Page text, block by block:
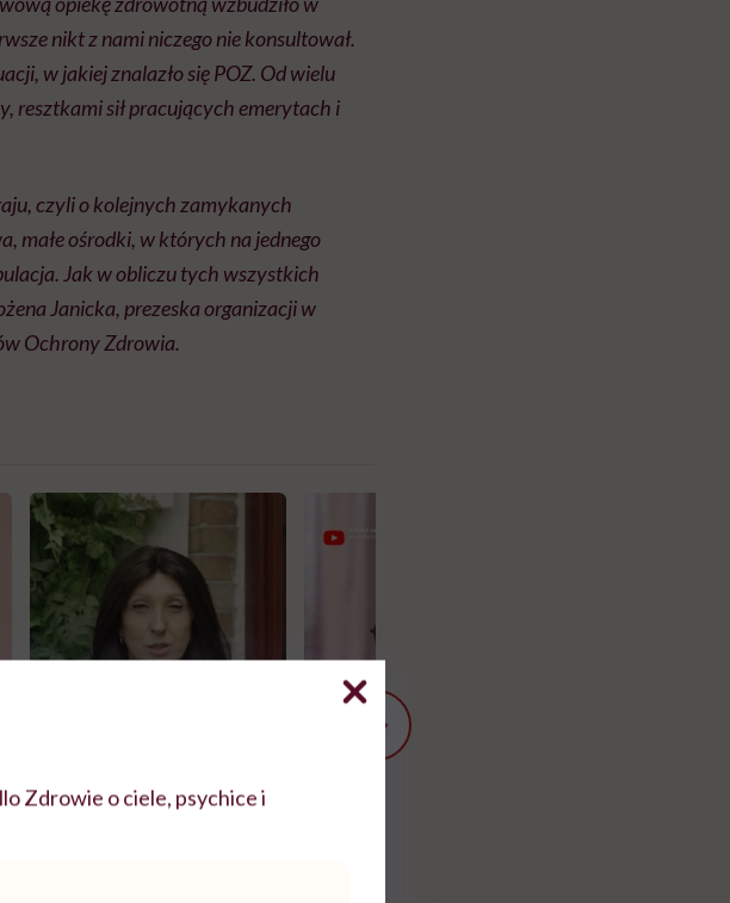
nikt z nami niczego nie konsultował.
w jakiej znalazło się POZ. Od wielu
resztkami sił pracujących emerytach i
czyli o kolejnych zamykanych
małe ośrodki, w których na jednego
Jak w obliczu tych wszystkich
Janicka, prezeska organizacji w
Ochrony Zdrowia.
Zdrowie o ciele, psychice i